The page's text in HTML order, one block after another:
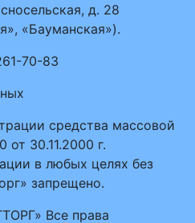
д. 28
«Бауманская»).
70-83
средства массовой
30.11.2000 г.
в любых целях без
запрещено.
Все права